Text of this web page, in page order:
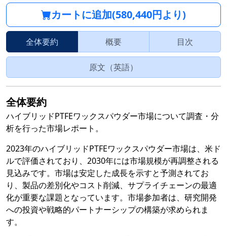
カートに追加(580,440円より)
全体要約 概要 目次
原文（英語）
全体要約
ハイブリッドPTFEワックスパウダー市場について調査・分
析を行った市場レポート。
2023年のハイブリッドPTFEワックスパウダー市場は、米ド
ルで評価されており、2030年には市場規模が再調整される
見込みです。市場は安定した成長を示すと予測されてお
り、製品の差別化やコスト削減、サプライチェーンの最適
化が重要な課題となっています。市場参加者は、研究開発
への投資や戦略的パートナーシップの構築が求められま
す。